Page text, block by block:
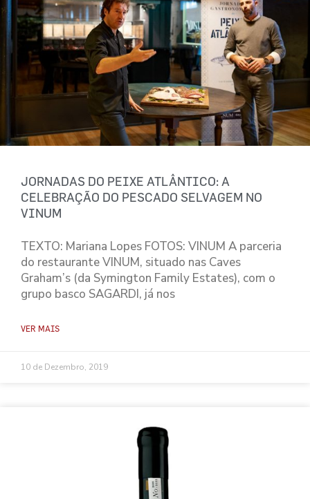
JORNADAS DO PEIXE ATLÂNTICO: A
CELEBRAÇÃO DO PESCADO SELVAGEM NO
VINUM
TEXTO: Mariana Lopes FOTOS: VINUM A parceria
do restaurante VINUM, situado nas Caves
Graham’s (da Symington Family Estates), com o
grupo basco SAGARDI, já nos
VER MAIS
10 de Dezembro, 2019